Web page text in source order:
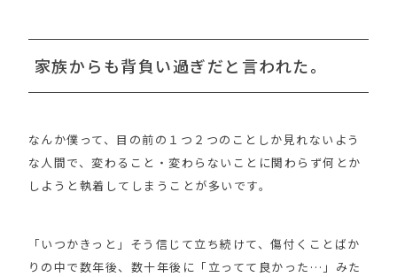
家族からも背負い過ぎだと言われた。
なんか僕って、目の前の１つ２つのことしか見れないよう
な人間で、変わること・変わらないことに関わらず何とか
しようと執着してしまうことが多いです。
「いつかきっと」そう信じて立ち続けて、傷付くことばか
りの中で数年後、数十年後に「立ってて良かった…」みた